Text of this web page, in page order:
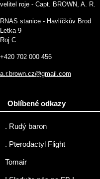
velitel roje - Capt. BROWN, A. R.
RNAS stanice - Havlíčkův Brod
Letka 9
Roj C
+420 702 000 456
a.r.brown.cz@gmail.com
Oblíbené odkazy
. Rudý baron
. Pterodactyl Flight
Tomair